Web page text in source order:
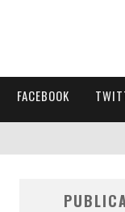
FACEBOOK